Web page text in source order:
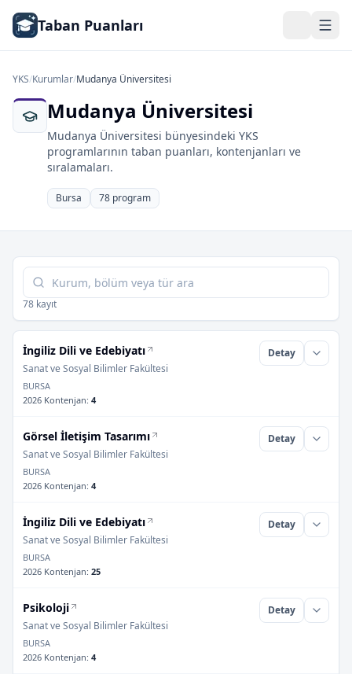
Taban Puanları
YKS/Kurumlar/Mudanya Üniversitesi
Mudanya Üniversitesi
Mudanya Üniversitesi bünyesindeki YKS
programlarının taban puanları, kontenjanları ve
sıralamaları.
Bursa 78 program
Tabloda ara
78 kayıt
İngiliz Dili ve Edebiyatı
Sanat ve Sosyal Bilimler Fakültesi
Detay
BURSA
2026 Kontenjan: 4
Görsel İletişim Tasarımı
Sanat ve Sosyal Bilimler Fakültesi
Detay
BURSA
2026 Kontenjan: 4
İngiliz Dili ve Edebiyatı
Sanat ve Sosyal Bilimler Fakültesi
Detay
BURSA
2026 Kontenjan: 25
Psikoloji
Sanat ve Sosyal Bilimler Fakültesi
Detay
BURSA
2026 Kontenjan: 4